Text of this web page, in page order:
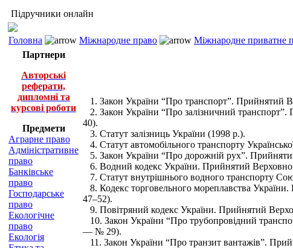
Підручники онлайн
Головна Міжнародне право Міжнародне приватне
Партнери
Авторські
реферати,
дипломні та
курсові роботи
Предмети
Аграрне право
Адміністративне
право
Банківське
право
Господарське
право
Екологічне
право
Екологія
1. Закон України “Про транспорт”. Прийнятий
2. Закон України “Про залізничний
40).
3. Статут залізниць України (1998 р.).
4. Статут автомобільного транспорту
5. Закон України “Про дорожній рух”.
6. Водний кодекс України. Прийнятий
7. Статут внутрішнього водного транспорту
8. Кодекс торговельного мореплавства
47–52).
9. Повітряний кодекс України. Прийнятий
10. Закон України “Про трубопровідний
— № 29).
11. Закон України “Про транзит вантажів”.